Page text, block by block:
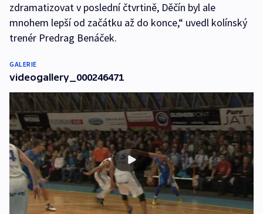
zdramatizovat v poslední čtvrtině, Děčín byl ale
mnohem lepší od začátku až do konce,“ uvedl kolínský
trenér Predrag Benáček.
GALERIE
videogallery_000246471